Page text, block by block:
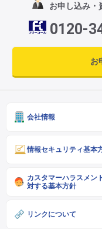
お申し込み・
0120-
お
会社情報
情報セキュリティ基本
カスタマーハラスメン
対する基本方針
リンクについて